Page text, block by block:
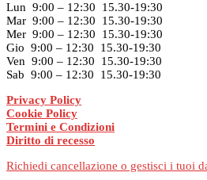
Lun 9:00 – 12:30 15.30-19:30
Mar 9:00 – 12:30 15.30-19:30
Mer 9:00 – 12:30 15.30-19:30
Gio 9:00 – 12:30 15.30-19:30
Ven 9:00 – 12:30 15.30-19:30
Sab 9:00 – 12:30 15.30-19:30
Privacy Policy
Cookie Policy
Termini e Condizioni
Diritto di recesso
Richiedi cancellazione o gestisci i tuoi